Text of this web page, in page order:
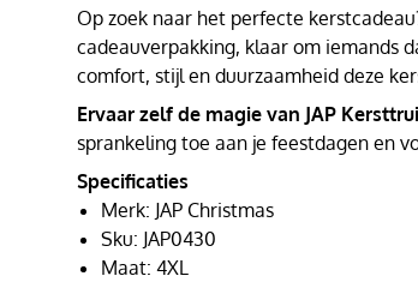
Op zoek naar het perfecte
cadeauverpakking, klaar om iemands
comfort, stijl en duurzaamheid deze
Ervaar zelf de magie van JAP
sprankeling toe aan je feestdagen en
Specificaties
Merk: JAP Christmas
Sku: JAP0430
Maat: 4XL